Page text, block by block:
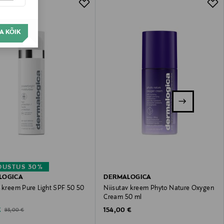
KÕIK
30%
Pure Light SPF 50 50
Price
Original Price
93,00 €
DERMALOGICA
Niisutav kreem Phyto Nature Oxygen
Cream 50 ml
Original Price
154,00 €